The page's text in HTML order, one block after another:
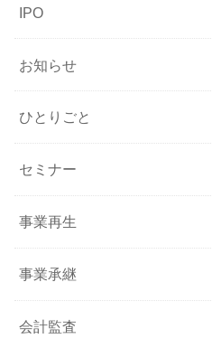
IPO
お知らせ
ひとりごと
セミナー
事業再生
事業承継
会計監査